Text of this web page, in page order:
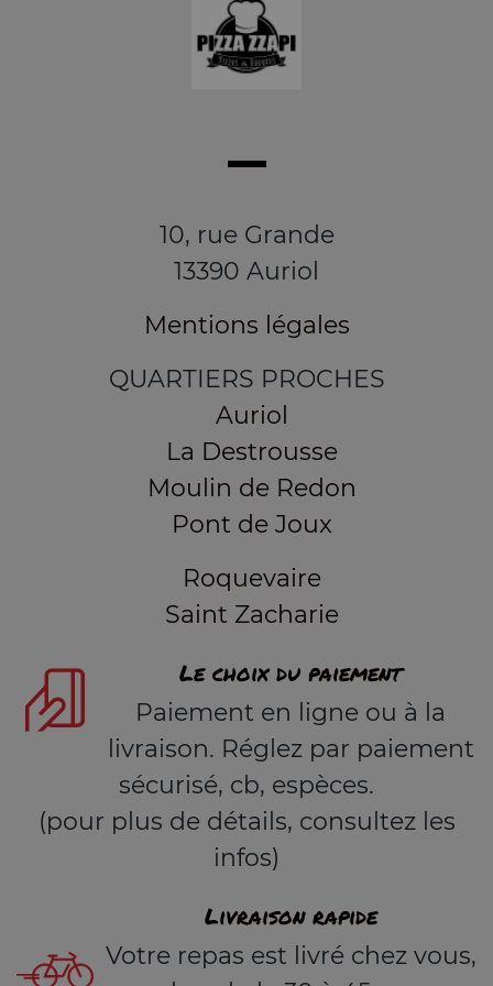
10, rue Grande
13390 Auriol
Mentions légales
QUARTIERS PROCHES
Auriol
La Destrousse
Moulin de Redon
Pont de Joux
Roquevaire
Saint Zacharie
Le choix du paiement
Paiement en ligne ou à la
livraison. Réglez par paiement
sécurisé, cb, espèces.
(pour plus de détails, consultez les
infos)
Livraison rapide
Votre repas est livré chez vous,